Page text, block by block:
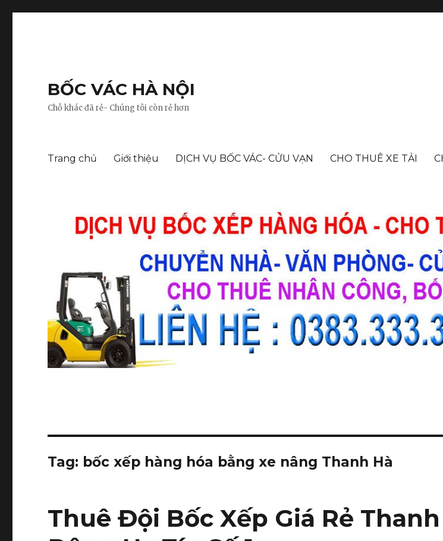
BỐC VÁC HÀ NỘI
Chỗ khác đã rẻ- Chúng tôi còn rẻ hơn
Trang chủ Giới thiệu DỊCH VỤ BỐC VÁC- CỬU VẠN CHO THUÊ XE TẢI
Tag: bốc xếp hàng hóa bằng xe nâng Thanh Hà
Thuê Đội Bốc Xếp Giá Rẻ Thanh